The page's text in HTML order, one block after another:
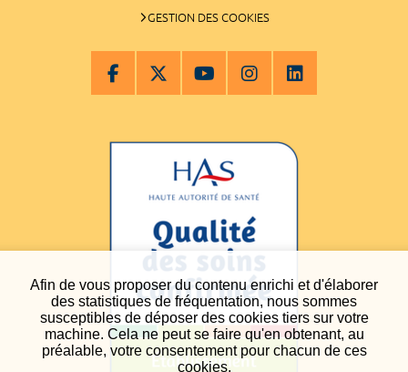
Afin de vous proposer du contenu enrichi et d'élaborer
des statistiques de fréquentation, nous sommes
susceptibles de déposer des cookies tiers sur votre
machine. Cela ne peut se faire qu'en obtenant, au
préalable, votre consentement pour chacun de ces
cookies.
GESTION DES COOKIES